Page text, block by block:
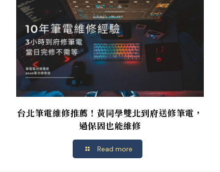
台北筆電維修推薦！黃同學雙北到府送修筆電，
過保固也能維修
Read more